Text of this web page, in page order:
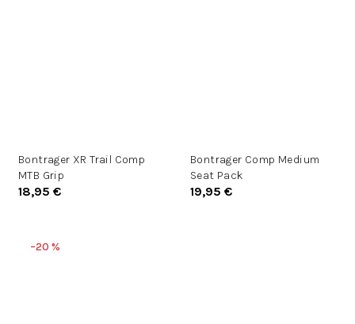
Bontrager XR Trail Comp
MTB Grip
18,95 €
Bontrager Comp Medium
Seat Pack
19,95 €
–20 %